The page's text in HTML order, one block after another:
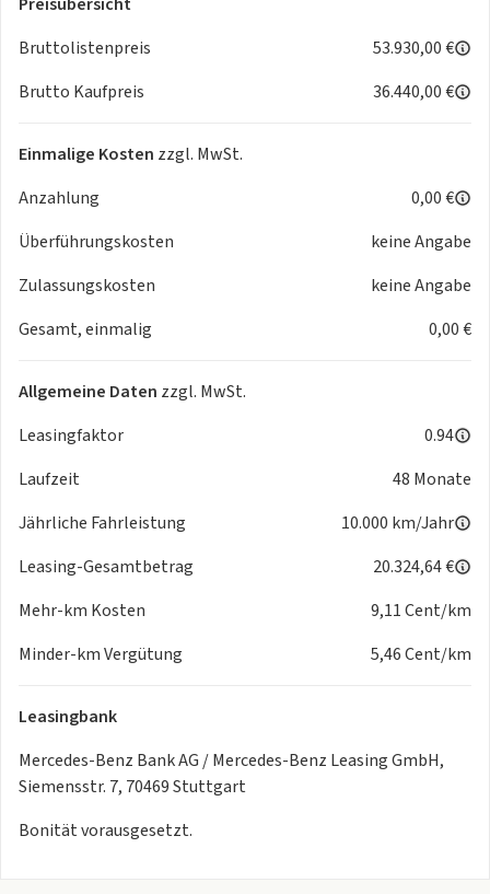
- Android Auto
- Innenspiegel automatisch abblendend
- Volldigitales Instrumenten-Display
- Klimatisierungsautomatik THERMATIC
- Sitzheizung für Fahrer und Beifahrer
- Multifunktions-Sportlenkrad in Leder Nappa
- Digitales Extra: Verkehrszeichen-Assistent
Sportive
- Komfortfahrwerk mit Tieferlegung
- Sportsitze
- DYNAMIC SELECT
- Sport-Bremsanlage
Media
- USB-Paket Plus
- CENTRAL MEDIA DISPLAY
- Digitales Extra: Remote Services
- Digitales Extra: Vorrüstung für Navigationsdienste
- Digitales Extra: Vorrüstung für MBUX Entertainment
- Digitales Extra: Erweiterte Funktionen MBUX
- Digitales Extra: Festplatten-Navigation
- Digitales Extra: MBUX Navigation Premium
Technik
Bruttolistenpreis
53.930,00 €
Brutto Kaufpreis
36.440,00 €
Einmalige Kosten zzgl. MwSt.
Anzahlung
0,00 €
Überführungskosten
keine Angabe
Zulassungskosten
keine Angabe
Gesamt, einmalig
0,00 €
Allgemeine Daten zzgl. MwSt.
Leasingfaktor
0.94
Laufzeit
48 Monate
Jährliche Fahrleistung
10.000 km/Jahr
Leasing-Gesamtbetrag
20.324,64 €
Mehr-km Kosten
9,11 Cent/km
Minder-km Vergütung
5,46 Cent/km
Leasingbank
Mercedes-Benz Bank AG / Mercedes-Benz Leasing GmbH,
Siemensstr. 7, 70469 Stuttgart
Bonität vorausgesetzt.